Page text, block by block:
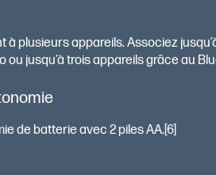
plusieurs appareils. Associez
ou jusqu’à trois appareils grâce au
de batterie avec 2 piles AA.[6]